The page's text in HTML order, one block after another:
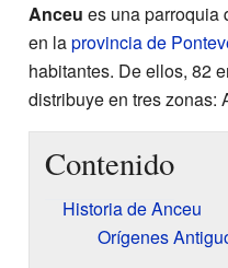
Anceu es una parroquia
en laprovincia de
habitantes. De ellos, 82
distribuye en tres zonas:
Contenido
Historia de Anceu
Orígenes